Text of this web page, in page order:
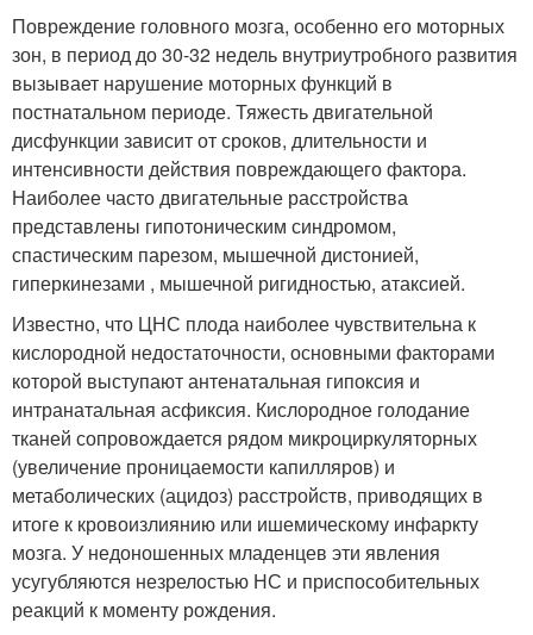
Повреждение головного мозга, особенно его моторных
зон, в период до 30-32 недель внутриутробного развития
вызывает нарушение моторных функций в
постнатальном периоде. Тяжесть двигательной
дисфункции зависит от сроков, длительности и
интенсивности действия повреждающего фактора.
Наиболее часто двигательные расстройства
представлены гипотоническим синдромом,
спастическим парезом, мышечной дистонией,
гиперкинезами , мышечной ригидностью, атаксией.
Известно, что ЦНС плода наиболее чувствительна к
кислородной недостаточности, основными факторами
которой выступают антенатальная гипоксия и
интранатальная асфиксия. Кислородное голодание
тканей сопровождается рядом микроциркуляторных
(увеличение проницаемости капилляров) и
метаболических (ацидоз) расстройств, приводящих в
итоге к кровоизлиянию или ишемическому инфаркту
мозга. У недоношенных младенцев эти явления
усугубляются незрелостью НС и приспособительных
реакций к моменту рождения.